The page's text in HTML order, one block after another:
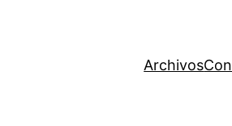
Archivos